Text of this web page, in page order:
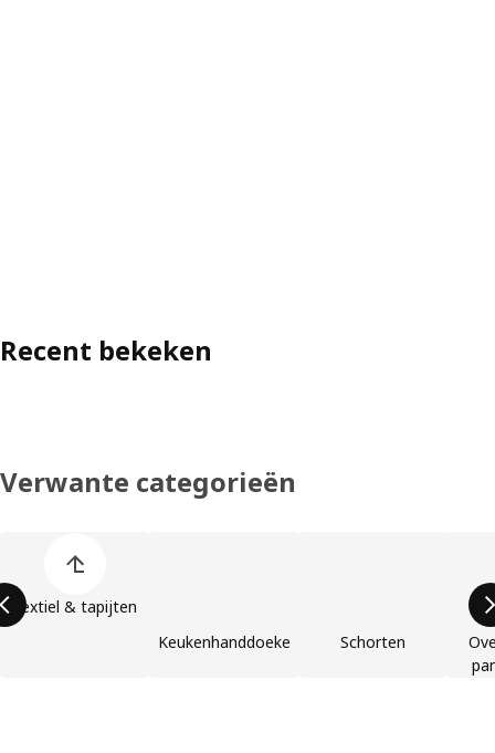
Recent bekeken
Verwante categorieën
Textiel & tapijten
Keukenhanddoeken
Schorten